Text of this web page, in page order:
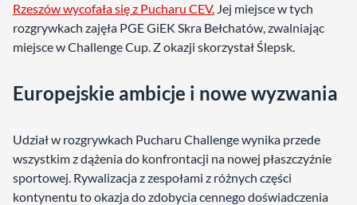
Rzeszów wycofała się z Pucharu CEV. Jej miejsce w tych
rozgrywkach zajęła PGE GiEK Skra Bełchatów, zwalniając
miejsce w Challenge Cup. Z okazji skorzystał Ślepsk.
Europejskie ambicje i nowe wyzwania
Udział w rozgrywkach Pucharu Challenge wynika przede
wszystkim z dążenia do konfrontacji na nowej płaszczyźnie
sportowej. Rywalizacja z zespołami z różnych części
kontynentu to okazja do zdobycia cennego doświadczenia